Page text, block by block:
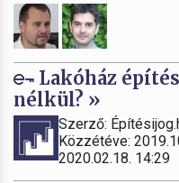
Lakóház
nélkül? »
Szerző:
Közzétéve:
2020.02.18. 14:29